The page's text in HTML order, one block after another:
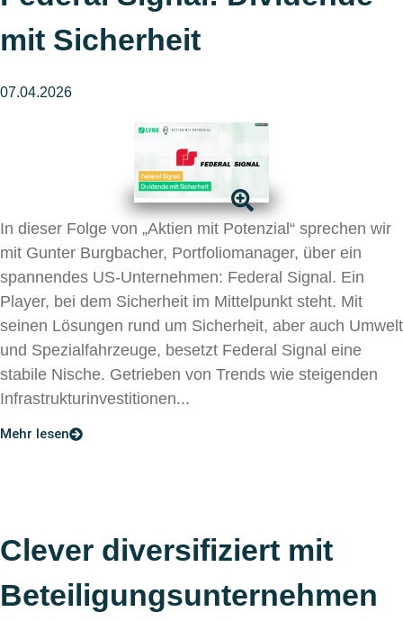
mit Sicherheit
07.04.2026
In dieser Folge von „Aktien mit Potenzial“ sprechen wir
mit Gunter Burgbacher, Portfoliomanager, über ein
spannendes US-Unternehmen: Federal Signal. Ein
Player, bei dem Sicherheit im Mittelpunkt steht. Mit
seinen Lösungen rund um Sicherheit, aber auch Umwelt
und Spezialfahrzeuge, besetzt Federal Signal eine
stabile Nische. Getrieben von Trends wie steigenden
Infrastrukturinvestitionen...
Mehr lesen
Clever diversifiziert mit
Beteiligungsunternehmen